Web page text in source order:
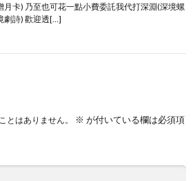
月卡) 乃至也可花一點小費委託我代打深淵(深境螺
劇詩) 歡迎透[…]
とはありません。 ※ が付いている欄は必須項